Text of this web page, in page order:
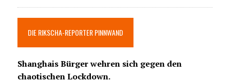
DIE RIKSCHA-REPORTER PINNWAND
Shanghais Bürger wehren sich gegen den
chaotischen Lockdown.